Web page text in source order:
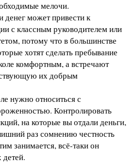
мелочи.
денег может привести к
с классным руководителем или
потому что в большинстве
хотят сделать пребывание
комфортным, а встречают
их добрым
нужно относиться с
Контролировать
на которые вы отдали деньги,
раз сомнению честность
занимается, всё-таки он
детей.